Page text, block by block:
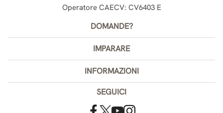
Operatore CAECV: CV6403 E
DOMANDE?
IMPARARE
INFORMAZIONI
SEGUICI